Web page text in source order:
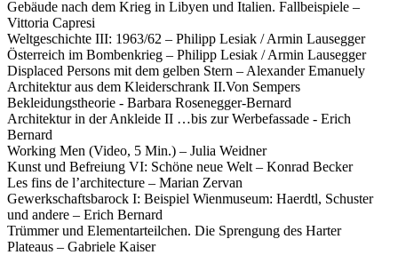
Gebäude nach dem Krieg in Libyen und Italien. Fallbeispiele –
Vittoria Capresi
Weltgeschichte III: 1963/62 – Philipp Lesiak / Armin Lausegger
Österreich im Bombenkrieg – Philipp Lesiak / Armin Lausegger
Displaced Persons mit dem gelben Stern – Alexander Emanuely
Architektur aus dem Kleiderschrank II.Von Sempers
Bekleidungstheorie - Barbara Rosenegger-Bernard
Architektur in der Ankleide II …bis zur Werbefassade - Erich
Bernard
Working Men (Video, 5 Min.) – Julia Weidner
Kunst und Befreiung VI: Schöne neue Welt – Konrad Becker
Les fins de l’architecture – Marian Zervan
Gewerkschaftsbarock I: Beispiel Wienmuseum: Haerdtl, Schuster
und andere – Erich Bernard
Trümmer und Elementarteilchen. Die Sprengung des Harter
Plateaus – Gabriele Kaiser